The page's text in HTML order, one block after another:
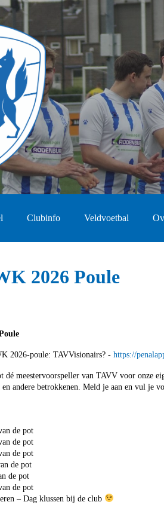
Clubinfo Veldvoetbal
2026 Poule
2026-poule: TAVVisionairs? - https://
dé meestervoorspeller van TAVV voor onze
en andere betrokkenen. Meld je aan en vul je
de pot
de pot
de pot
de pot
de pot
de pot
– Dag klussen bij de club